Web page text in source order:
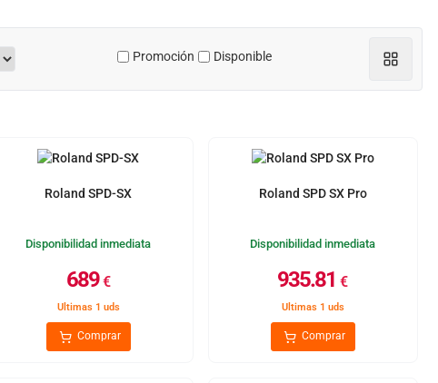
Promoción Disponible
Roland SPD-SX
Disponibilidad inmediata
689€
Ultimas 1 uds
Comprar
Roland SPD SX Pro
Disponibilidad inmediata
935.81 €
Ultimas 1 uds
Comprar